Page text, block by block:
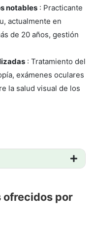
notables : Practicante
actualmente en
de 20 años, gestión
: Tratamiento del
exámenes oculares
la salud visual de los
ofrecidos por